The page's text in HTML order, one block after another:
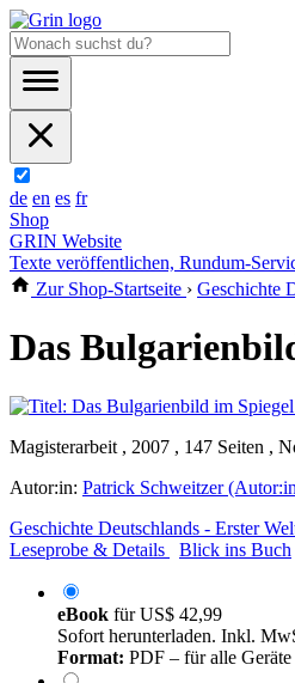
de en es fr
Shop
GRIN Website
Texte veröffentlichen, Rundum-
Zur Shop-Startseite › Geschichte
Das
Magisterarbeit , 2007 , 147 Seiten ,
Autor:in: Patrick Schweitzer
Geschichte Deutschlands - Erster
Leseprobe & Details
Blick ins Buch
eBook fürUS$ 42,99
Sofort herunterladen. Inkl.
Format: PDF – für alle Geräte